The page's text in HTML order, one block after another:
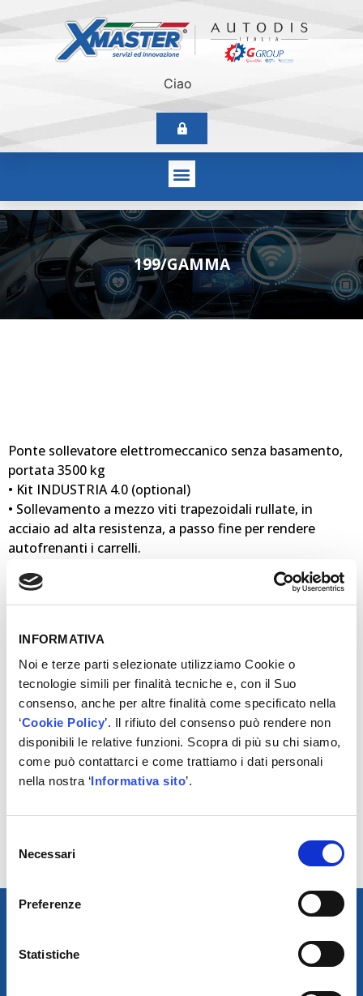
INFORMATIVA
Noi e terze parti selezionate utilizziamo Cookie o
tecnologie simili per finalità tecniche e, con il Suo
consenso, anche per altre finalità come specificato nella
‘Cookie Policy’. Il rifiuto del consenso può rendere non
disponibili le relative funzioni. Scopra di più su chi siamo,
come può contattarci e come trattiamo i dati personali
nella nostra ‘Informativa sito’.
delNecessari
Preferenze
Statistiche
Ciao
199/GAMMA
Ponte sollevatore elettromeccanico senza basamento,
portata 3500 kg
• Kit INDUSTRIA 4.0 (optional)
• Sollevamento a mezzo viti trapezoidali rullate, in
acciaio ad alta resistenza, a passo fine per rendere
autofrenanti i carrelli.
• Carrelli a scorrimento interno, completamente protetti.
• Chiocciole portanti in materiale speciale, onde ridurre
al minimo la lubrificazione.
• Struttura colonna monoscocca.
• Quattro rulli di scorrimento per ogni singolo carrello
più quattro pattini registrabili garantiscono una
perfetta aderenza e scorrevolezza.
• Sincronizzazione tra i due carrelli controllata da
dispositivo elettronico che comanda il riallineamento
dopo una differenza superiore ai 15 mm.
• Motore elettrico sovradimensionato con protezione
• Impianto elettrico a circuito chiuso, con comandi e fine
presente”.